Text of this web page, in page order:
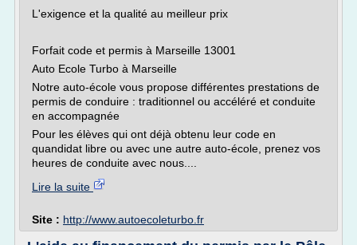
L'exigence et la qualité au meilleur prix
Forfait code et permis à Marseille 13001
Auto Ecole Turbo à Marseille
Notre auto-école vous propose différentes prestations de
permis de conduire : traditionnel ou accéléré et conduite
en accompagnée
Pour les élèves qui ont déjà obtenu leur code en
quandidat libre ou avec une autre auto-école, prenez vos
heures de conduite avec nous....
Lire la suite
Site : http://www.autoecoleturbo.fr